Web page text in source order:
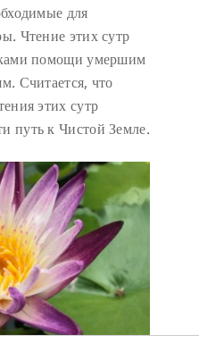
для
Чтение этих сутр
помощи умершим
Считается, что
этих сутр
путь к Чистой Земле.